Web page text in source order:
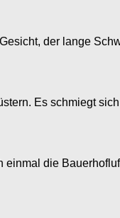
der lange
Es schmiegt
die